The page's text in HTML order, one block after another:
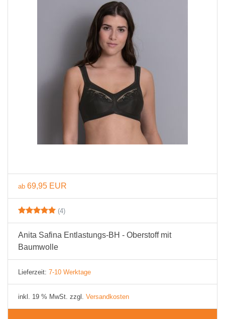
ab 69,95 EUR
(4)
Anita Safina Entlastungs-BH - Oberstoff mit
Baumwolle
Lieferzeit: 7-10 Werktage
inkl. 19 % MwSt. zzgl. Versandkosten